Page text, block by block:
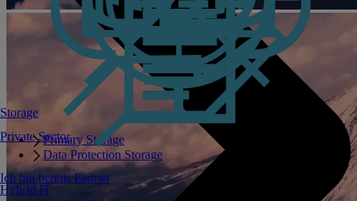
Storage
Primary Storage
Data Protection Storage
Hybrid IT
Private Sector
Ich bin bereits Partner